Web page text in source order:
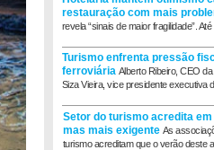
restauração com mais
revela “sinais de maior fragilidade”. Até
Turismo enfrenta pressão
ferroviária Alberto Ribeiro, CEO
Siza Vieira, vice presidente executiva
Setor do turismo acredita
mas mais exigente As
turismo acreditam que o verão deste